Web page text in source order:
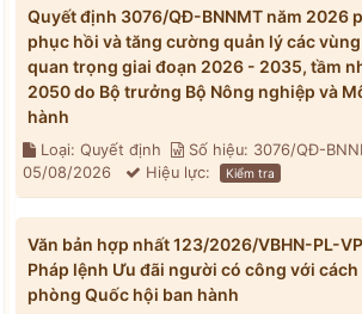
Quyết định 3076/QĐ-BNNMT năm 2026
phục hồi và tăng cường quản lý các
quan trọng giai đoạn 2026 - 2035, tầm
2050 do Bộ trưởng Bộ Nông nghiệp và
hành
Loại: Quyết định Số hiệu: 3076/QĐ-
05/08/2026
Hiệu lực: Kiểm tra
Văn bản hợp nhất 123/2026/VBHN-PL-
Pháp lệnh Ưu đãi người có công với cách
phòng Quốc hội ban hành